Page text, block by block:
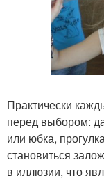
Практически
перед выбором:
или юбка,
становиться
в иллюзии, что